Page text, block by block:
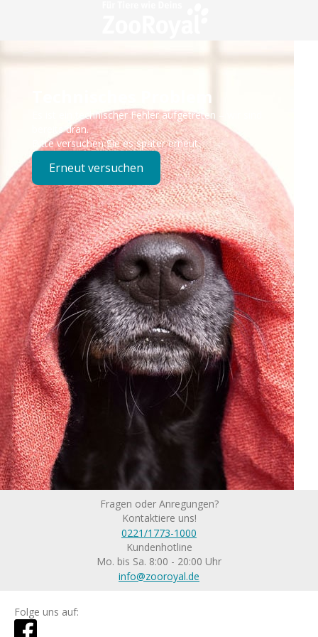
Technisches Problem
Es ist ein technischer Fehler aufgetreten – wir sind
bereits dran.
Bitte versuchen Sie es später erneut.
Erneut versuchen
Fragen oder Anregungen?
Kontaktiere uns!
0221/1773-1000
Kundenhotline
Mo. bis Sa. 8:00 - 20:00 Uhr
info@zooroyal.de
Folge uns auf: